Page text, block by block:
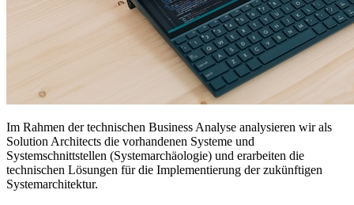
Im Rahmen der technischen Business Analyse analysieren wir als
Solution Architects die vorhandenen Systeme und
Systemschnittstellen (Systemarchäologie) und erarbeiten die
technischen Lösungen für die Implementierung der zukünftigen
Systemarchitektur.